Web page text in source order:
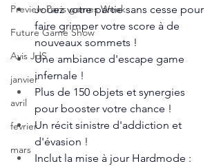
Preview Paris games Week
Future Game Show
Avis JdS
janvier
avril
fevrier
mars
Jouez votre partie sans cesse pour
faire grimper votre score à de
nouveaux sommets !
Une ambiance d'escape game
infernale !
Plus de 150 objets et synergies
pour booster votre chance !
Un récit sinistre d'addiction et
d'évasion !
Inclut la mise à jour Hardmode :